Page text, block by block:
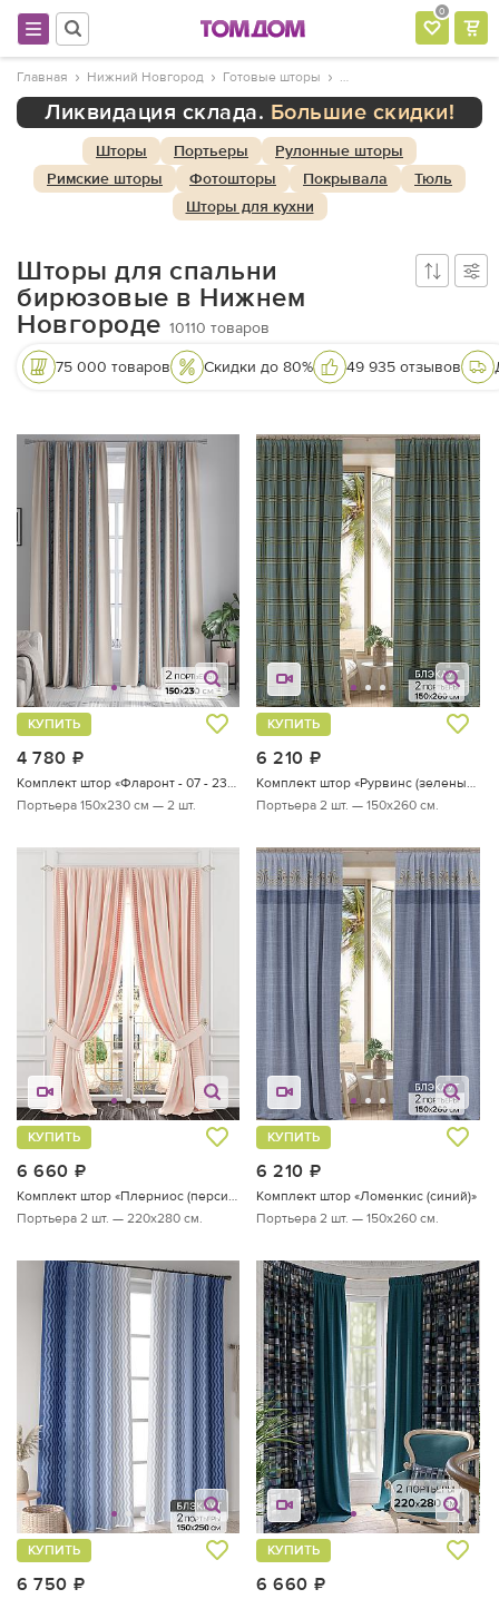
0
Главная Нижний Новгород Готовые шторы
Ликвидация склада. Большие скидки!
Шторы Портьеры
Рулонные шторы
Римские шторы
Фотошторы Покрывала
Тюль
Шторы для кухни
Шторы для спальни
бирюзовые в Нижнем
Новгороде 10110 товаров
75 000 товаров Скидки до 80% 49 935 отзывов
4 780
КУПИТЬ
Портьера 150х230 см — 2 шт.
6 210
КУПИТЬ
Портьера 2 шт. — 150х260 см.
6 660
КУПИТЬ
Портьера 2 шт. — 220х280 см.
6 210
КУПИТЬ
Комплект штор «Ломенкис (синий)»
Портьера 2 шт. — 150х260 см.
6 750
КУПИТЬ
6 660
КУПИТЬ